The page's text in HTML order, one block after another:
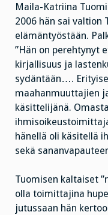
Maila-Katriina
2006 hän sai valtion
elämäntyöstään.
”Hän on perehtynyt
kirjallisuus ja
sydäntään….
maahanmuuttajien
käsittelijänä.
hänellä oli käsitellä
sekä
Tuomisen kaltaiset
olla toimittajina
jutussaan hän